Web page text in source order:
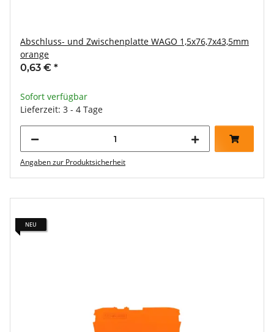
Abschluss- und Zwischenplatte WAGO 1,5x76,7x43,5mm
orange
0,63 € *
Sofort verfügbar
Lieferzeit: 3 - 4 Tage
Angaben zur Produktsicherheit
NEU